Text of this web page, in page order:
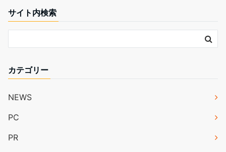
サイト内検索
カテゴリー
NEWS
PC
PR